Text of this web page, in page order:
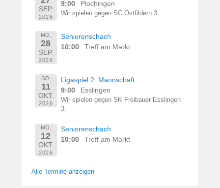
SEP.
2026
9:00 Plochingen
Wir spielen gegen SC Ostfildern 3.
MO.
28
SEP.
2026
Seniorenschach
10:00
Treff am Markt
SO.
11
OKT.
2026
Ligaspiel 2. Mannschaft
9:00
Esslingen
Wir spielen gegen SK Freibauer Esslingen
3.
MO.
12
OKT.
2026
Seniorenschach
10:00
Treff am Markt
Alle Termine anzeigen